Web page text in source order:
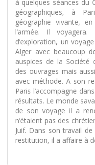
à quelques séances du
géographiques, à
géographie vivante,
l’armée. Il
d’exploration, un
Alger avec beaucoup
auspices de la Société
des ouvrages mais
avec méthode. A son
Paris l’accompagne
résultats. Le monde
de son voyage il a
n’étaient pas des
Juif. Dans son travail
restitution, il a affaire à